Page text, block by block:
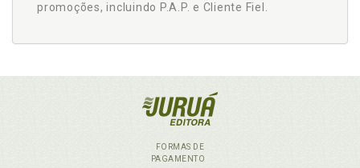
promoções, incluindo P.A.P. e Cliente Fiel.
FORMAS DE
PAGAMENTO